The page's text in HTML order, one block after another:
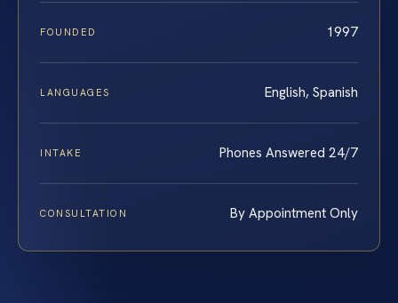
FOUNDED 1997
LANGUAGES English, Spanish
INTAKE Phones Answered 24/7
CONSULTATION By Appointment Only